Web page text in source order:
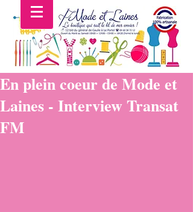
En plein coeur de Mode et
Laines - Interview Transat
FM